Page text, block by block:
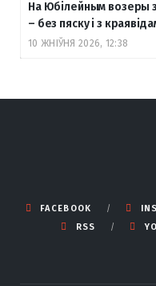
На Юбілейным возеры
– без пяску і з
10 ЖНІЎНЯ 2026, 12:38
FACEBOOK
RSS